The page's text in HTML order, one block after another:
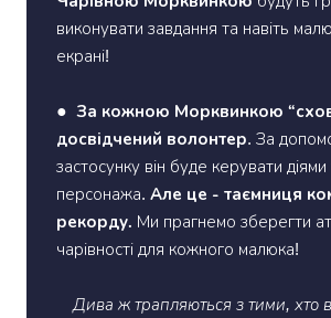
виконувати завдання та навіть
екрані!
● За кожною Морквинкою
досвідчений волонтер. За
застосунку він буде керувати
персонажа. Але це - таємниця
рекорду. Ми прагнемо зберегти
чарівності для кожного малюка!
Дива ж трапляються з тими, хто